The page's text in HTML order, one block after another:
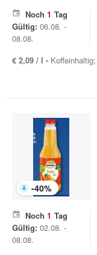
Noch 1 Tag
Gültig: 06.08. -
08.08.
€ 2,09 / l -
-40%
Noch 1 Tag
Gültig: 02.08. -
08.08.